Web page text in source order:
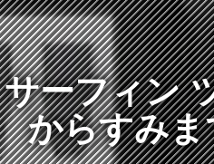
サーフィン
からすみ